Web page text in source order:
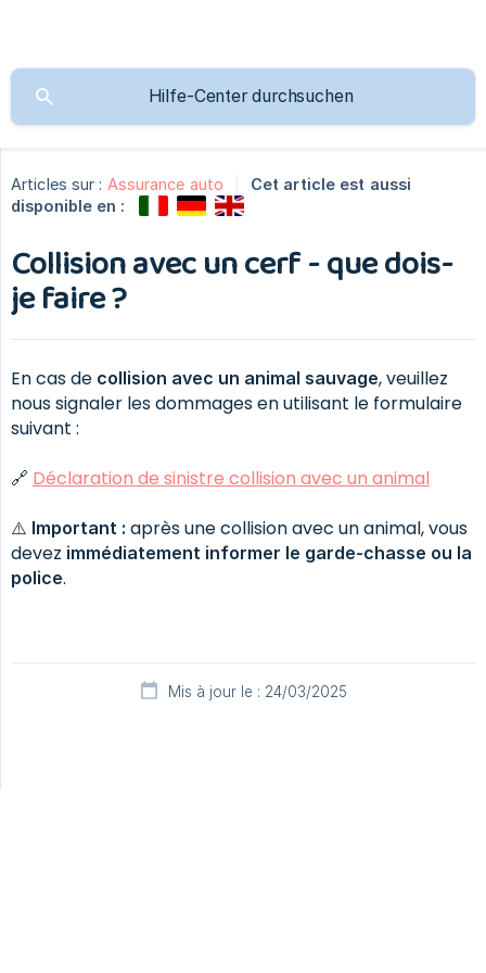
Articles sur : Assurance auto
Cet article est aussi
disponible en :
Collision avec un cerf - que dois-
je faire ?
En cas de collision avec un animal sauvage, veuillez
nous signaler les dommages en utilisant le formulaire
suivant :
🔗 Déclaration de sinistre collision avec un animal
⚠️ Important : après une collision avec un animal, vous
devez immédiatement informer le garde-chasse ou la
police.
Mis à jour le : 24/03/2025